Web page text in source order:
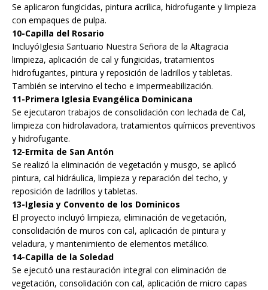
Se aplicaron fungicidas, pintura acrílica, hidrofugante y limpieza
con empaques de pulpa.
10-Capilla del Rosario
IncluyóIglesia Santuario Nuestra Señora de la Altagracia
limpieza, aplicación de cal y fungicidas, tratamientos
hidrofugantes, pintura y reposición de ladrillos y tabletas.
También se intervino el techo e impermeabilización.
11-Primera Iglesia Evangélica Dominicana
Se ejecutaron trabajos de consolidación con lechada de Cal,
limpieza con hidrolavadora, tratamientos químicos preventivos
y hidrofugante.
12-Ermita de San Antón
Se realizó la eliminación de vegetación y musgo, se aplicó
pintura, cal hidráulica, limpieza y reparación del techo, y
reposición de ladrillos y tabletas.
13-Iglesia y Convento de los Dominicos
El proyecto incluyó limpieza, eliminación de vegetación,
consolidación de muros con cal, aplicación de pintura y
veladura, y mantenimiento de elementos metálico.
14-Capilla de la Soledad
Se ejecutó una restauración integral con eliminación de
vegetación, consolidación con cal, aplicación de micro capas